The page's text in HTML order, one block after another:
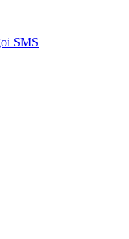
SMS